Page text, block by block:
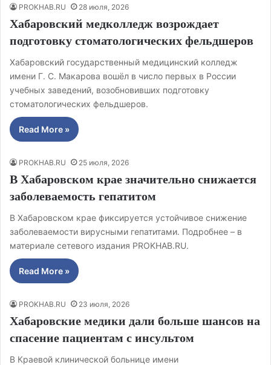
PROKHAB.RU 28 июля, 2026
Хабаровский медколледж возрождает
подготовку стоматологических фельдшеров
Хабаровский государственный медицинский колледж
имени Г. С. Макарова вошёл в число первых в России
учебных заведений, возобновивших подготовку
стоматологических фельдшеров.
Read More »
PROKHAB.RU 25 июля, 2026
В Хабаровском крае значительно снижается
заболеваемость гепатитом
В Хабаровском крае фиксируется устойчивое снижение
заболеваемости вирусными гепатитами. Подробнее – в
материале сетевого издания PROKHAB.RU.
Read More »
PROKHAB.RU 23 июля, 2026
Хабаровские медики дали больше шансов на
спасение пациентам с инсультом
В Краевой клинической больнице имени